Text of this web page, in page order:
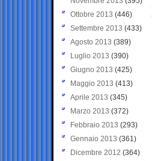
Ottobre 2013 (446)
Settembre 2013 (433)
Agosto 2013 (389)
Luglio 2013 (390)
Giugno 2013 (425)
Maggio 2013 (413)
Aprile 2013 (345)
Marzo 2013 (372)
Febbraio 2013 (293)
Gennaio 2013 (361)
Dicembre 2012 (364)